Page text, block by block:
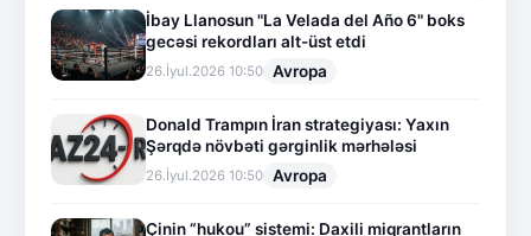
İbay Llanosun "La Velada del Año 6" boks
gecəsi rekordları alt-üst etdi
26.İyul.2026 10:50 Avropa
Donald Trampın İran strategiyası: Yaxın
Şərqdə növbəti gərginlik mərhələsi
26.İyul.2026 10:50 Avropa
Çinin “hukou” sistemi: Daxili miqrantların